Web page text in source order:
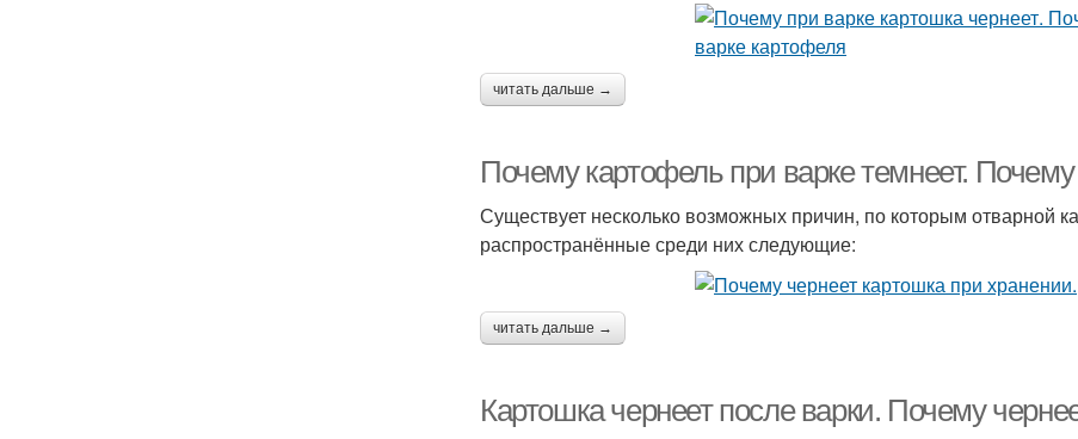
читать дальше →
Почему картофель при варке темнеет.
Существует несколько возможных причин, по которым отварной
распространённые среди них следующие:
читать дальше →
Картошка чернеет после варки. Почему